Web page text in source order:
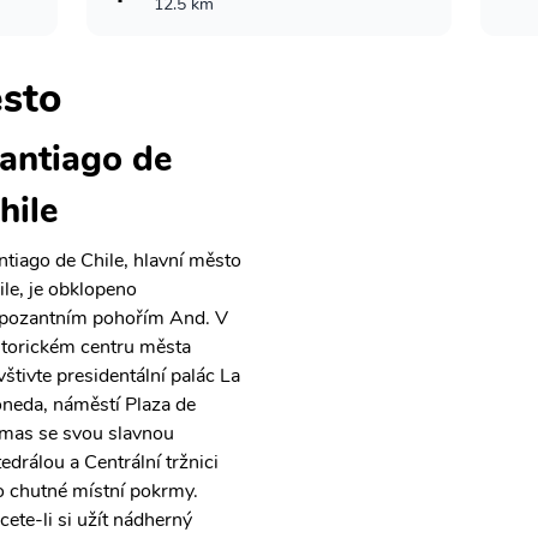
de
de Chile, hlavní město
je obklopeno
pohořím And. V
centru města
presidentální palác La
náměstí Plaza de
se svou slavnou
a Centrální tržnici
chutné místní pokrmy.
li si užít nádherný